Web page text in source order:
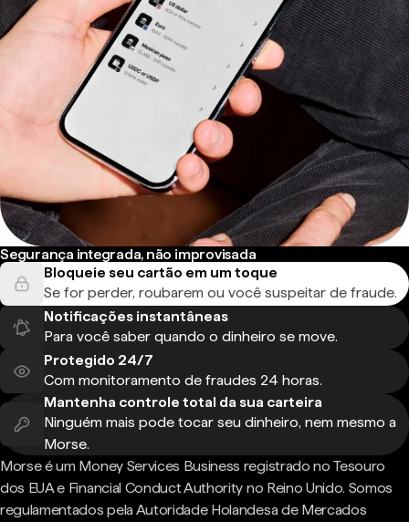
Segurança integrada, não improvisada
Bloqueie seu cartão em um toque
Se for perder, roubarem ou você suspeitar de fraude.
Notificações instantâneas
Para você saber quando o dinheiro se move.
Protegido 24/7
Com monitoramento de fraudes 24 horas.
Mantenha controle total da sua carteira
Ninguém mais pode tocar seu dinheiro, nem mesmo a
Morse.
Morse é um Money Services Business registrado no Tesouro
dos EUA e Financial Conduct Authority no Reino Unido. Somos
regulamentados pela Autoridade Holandesa de Mercados